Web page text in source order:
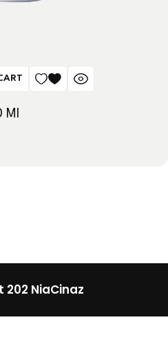
202 NiaCinaz